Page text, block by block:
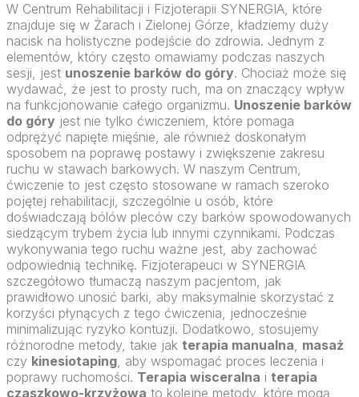
W Centrum Rehabilitacji i Fizjoterapii SYNERGIA, które
znajduje się w Żarach i Zielonej Górze, kładziemy duży
nacisk na holistyczne podejście do zdrowia. Jednym z
elementów, który często omawiamy podczas naszych
sesji, jest unoszenie barków do góry. Chociaż może się
wydawać, że jest to prosty ruch, ma on znaczący wpływ
na funkcjonowanie całego organizmu. Unoszenie barków
do góry jest nie tylko ćwiczeniem, które pomaga
odprężyć napięte mięśnie, ale również doskonałym
sposobem na poprawę postawy i zwiększenie zakresu
ruchu w stawach barkowych. W naszym Centrum,
ćwiczenie to jest często stosowane w ramach szeroko
pojętej rehabilitacji, szczególnie u osób, które
doświadczają bólów pleców czy barków spowodowanych
siedzącym trybem życia lub innymi czynnikami. Podczas
wykonywania tego ruchu ważne jest, aby zachować
odpowiednią technikę. Fizjoterapeuci w SYNERGIA
szczegółowo tłumaczą naszym pacjentom, jak
prawidłowo unosić barki, aby maksymalnie skorzystać z
korzyści płynących z tego ćwiczenia, jednocześnie
minimalizując ryzyko kontuzji. Dodatkowo, stosujemy
różnorodne metody, takie jak terapia manualna, masaż
czy kinesiotaping, aby wspomagać proces leczenia i
poprawy ruchomości. Terapia wisceralna i terapia
czaszkowo-krzyżowa to kolejne metody, które mogą